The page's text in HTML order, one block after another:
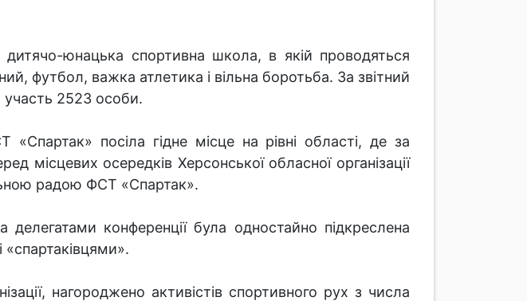
дитячо-юнацька спортивна школа, в якій проводяться
футбол, важка атлетика і вільна боротьба. За звітний
участь 2523 особи.
посіла гідне місце на рівні області, де за
місцевих осередків Херсонської обласної організації
радою ФСТ «Спартак».
конференції була одностайно підкреслена
«спартаківцями».
нагороджено активістів спортивного рух з числа